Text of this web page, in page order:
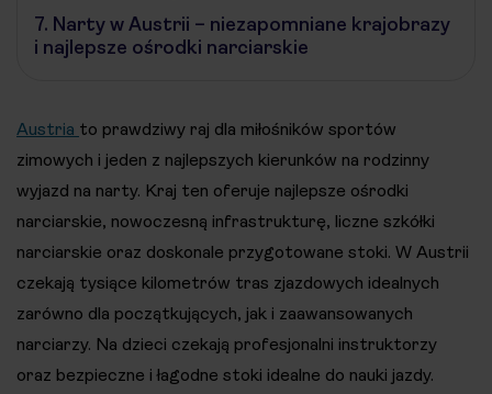
7. Narty w Austrii – niezapomniane krajobrazy
i najlepsze ośrodki narciarskie
Austria to prawdziwy raj dla miłośników sportów
zimowych i jeden z najlepszych kierunków na rodzinny
wyjazd na narty. Kraj ten oferuje najlepsze ośrodki
narciarskie, nowoczesną infrastrukturę, liczne szkółki
narciarskie oraz doskonale przygotowane stoki. W Austrii
czekają tysiące kilometrów tras zjazdowych idealnych
zarówno dla początkujących, jak i zaawansowanych
narciarzy. Na dzieci czekają profesjonalni instruktorzy
oraz bezpieczne i łagodne stoki idealne do nauki jazdy.